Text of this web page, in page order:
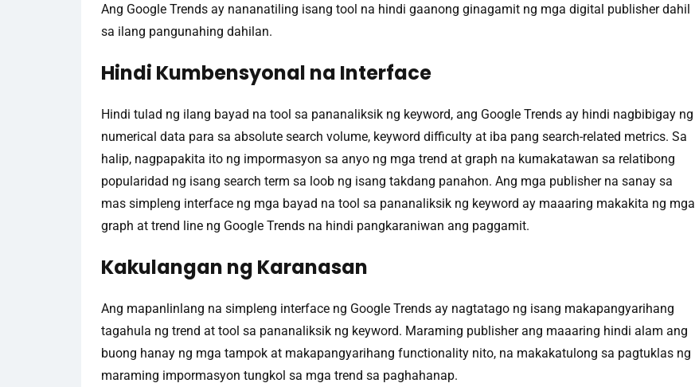
Ang Google Trends ay nananatiling isang tool na hindi gaanong ginagamit ng mga digital publisher dahil
sa ilang pangunahing dahilan.
Hindi Kumbensyonal na Interface
Hindi tulad ng ilang bayad na tool sa pananaliksik ng keyword, ang Google Trends ay hindi nagbibigay ng
numerical data para sa absolute search volume, keyword difficulty at iba pang search-related metrics. Sa
halip, nagpapakita ito ng impormasyon sa anyo ng mga trend at graph na kumakatawan sa relatibong
popularidad ng isang search term sa loob ng isang takdang panahon. Ang mga publisher na sanay sa
mas simpleng interface ng mga bayad na tool sa pananaliksik ng keyword ay maaaring makakita ng mga
graph at trend line ng Google Trends na hindi pangkaraniwan ang paggamit.
Kakulangan ng Karanasan
Ang mapanlinlang na simpleng interface ng Google Trends ay nagtatago ng isang makapangyarihang
tagahula ng trend at tool sa pananaliksik ng keyword. Maraming publisher ang maaaring hindi alam ang
buong hanay ng mga tampok at makapangyarihang functionality nito, na makakatulong sa pagtuklas ng
maraming impormasyon tungkol sa mga trend sa paghahanap.